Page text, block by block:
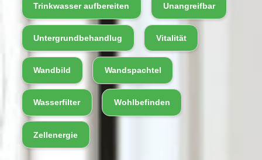
Trinkwasser aufbereiten Unangreifbar
Untergrundbehandlug Vitalität
Wandbild Wandspachtel
Wasserfilter Wohlbefinden
Zellenergie